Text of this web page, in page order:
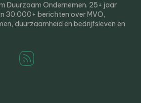
Duurzaam Ondernemen. 25+ jaar
30.000+ berichten over MVO,
duurzaamheid en bedrijfsleven en